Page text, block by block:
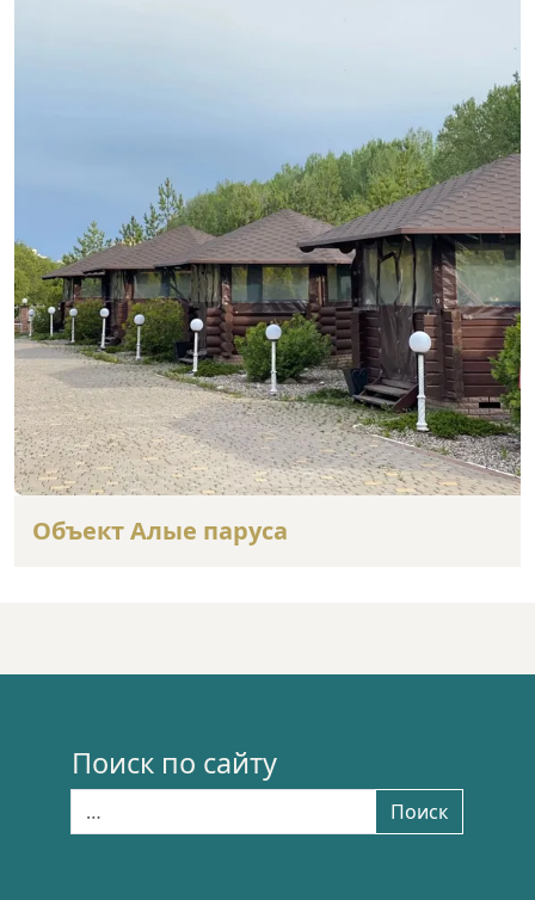
Объект Алые паруса
Поиск по сайту
Поиск